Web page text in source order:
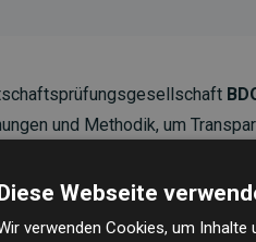
und Methodik, um
belegen, dass unsere
200 % der geschätzten
Webseite
verwenden Cookies, um